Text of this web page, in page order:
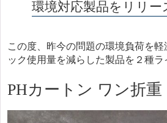
環境対応製品をリリー
この度、昨今の問題の環境負荷を
ック使用量を減らした製品を２種ラ
PHカートン ワン折重